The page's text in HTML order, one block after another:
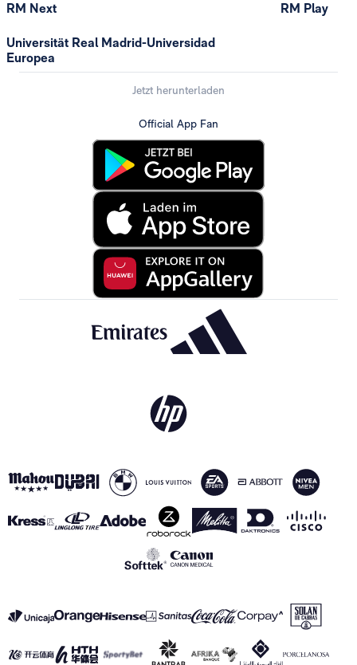
RM Next
Universität Real Madrid-Universidad
Europea
RM Play
Jetzt herunterladen
Official App Fan